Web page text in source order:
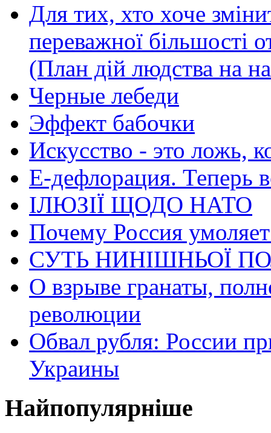
Для тих, хто хоче
переважної більшості
(План дій людства на
Черные лебеди
Эффект бабочки
Искусство - это ложь,
Е-дефлорация. Теперь
ІЛЮЗІЇ ЩОДО НАТО
Почему Россия
СУТЬ НИНІШНЬОЇ
О взрыве гранаты,
революции
Обвал рубля: России
Украины
Найпопулярніше